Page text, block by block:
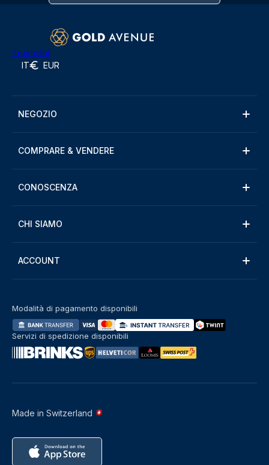
Trustpilot
IT EUR
NEGOZIO
COMPRARE & VENDERE
CONOSCENZA
CHI SIAMO
ACCOUNT
Made in Switzerland
Modalità di pagamento disponibili
Servizi di spedizione disponibili